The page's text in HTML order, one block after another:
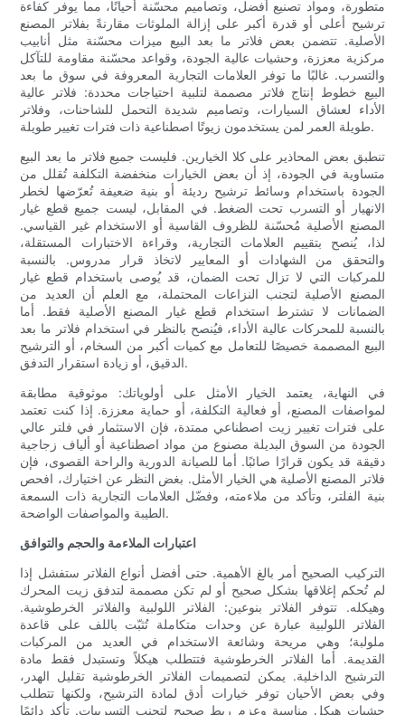
متطورة، ومواد تصنيع أفضل، وتصاميم محسّنة أحيانًا، مما يوفر كفاءة
ترشيح أعلى أو قدرة أكبر على إزالة الملوثات مقارنةً بفلاتر المصنع
الأصلية. تتضمن بعض فلاتر ما بعد البيع ميزات محسّنة مثل أنابيب
مركزية معززة، وحشيات عالية الجودة، وقواعد محسّنة مقاومة للتآكل
والتسرب. غالبًا ما توفر العلامات التجارية المعروفة في سوق ما بعد
البيع خطوط إنتاج فلاتر مصممة لتلبية احتياجات محددة: فلاتر عالية
الأداء لعشاق السيارات، وتصاميم شديدة التحمل للشاحنات، وفلاتر
طويلة العمر لمن يستخدمون زيوتًا اصطناعية ذات فترات تغيير طويلة.
تنطبق بعض المحاذير على كلا الخيارين. فليست جميع فلاتر ما بعد البيع
متساوية في الجودة، إذ أن بعض الخيارات منخفضة التكلفة تُقلل من
الجودة باستخدام وسائط ترشيح رديئة أو بنية ضعيفة تُعرّضها لخطر
الانهيار أو التسرب تحت الضغط. في المقابل، ليست جميع قطع غيار
المصنع الأصلية مُحسّنة للظروف القاسية أو الاستخدام غير القياسي.
لذا، يُنصح بتقييم العلامات التجارية، وقراءة الاختبارات المستقلة،
والتحقق من الشهادات أو المعايير لاتخاذ قرار مدروس. بالنسبة
للمركبات التي لا تزال تحت الضمان، قد يُوصى باستخدام قطع غيار
المصنع الأصلية لتجنب النزاعات المحتملة، مع العلم أن العديد من
الضمانات لا تشترط استخدام قطع غيار المصنع الأصلية فقط. أما
بالنسبة للمحركات عالية الأداء، فيُنصح بالنظر في استخدام فلاتر ما بعد
البيع المصممة خصيصًا للتعامل مع كميات أكبر من السخام، أو الترشيح
الدقيق، أو زيادة استقرار التدفق.
في النهاية، يعتمد الخيار الأمثل على أولوياتك: موثوقية مطابقة
لمواصفات المصنع، أو فعالية التكلفة، أو حماية معززة. إذا كنت تعتمد
على فترات تغيير زيت اصطناعي ممتدة، فإن الاستثمار في فلتر عالي
الجودة من السوق البديلة مصنوع من مواد اصطناعية أو ألياف زجاجية
دقيقة قد يكون قرارًا صائبًا. أما للصيانة الدورية والراحة القصوى، فإن
فلاتر المصنع الأصلية هي الخيار الأمثل. بغض النظر عن اختيارك، افحص
بنية الفلتر، وتأكد من ملاءمته، وفضّل العلامات التجارية ذات السمعة
الطيبة والمواصفات الواضحة.
اعتبارات الملاءمة والحجم والتوافق
التركيب الصحيح أمر بالغ الأهمية. حتى أفضل أنواع الفلاتر ستفشل إذا
لم تُحكم إغلاقها بشكل صحيح أو لم تكن مصممة لتدفق زيت المحرك
وهيكله. تتوفر الفلاتر بنوعين: الفلاتر اللولبية والفلاتر الخرطوشية.
الفلاتر اللولبية عبارة عن وحدات متكاملة تُثبّت باللف على قاعدة
ملولبة؛ وهي مريحة وشائعة الاستخدام في العديد من المركبات
القديمة. أما الفلاتر الخرطوشية فتتطلب هيكلاً وتستبدل فقط مادة
الترشيح الداخلية. يمكن لتصميمات الفلاتر الخرطوشية تقليل الهدر،
وفي بعض الأحيان توفر خيارات أدق لمادة الترشيح، ولكنها تتطلب
حشيات هيكل مناسبة وعزم ربط صحيح لتجنب التسريبات. تأكد دائمًا